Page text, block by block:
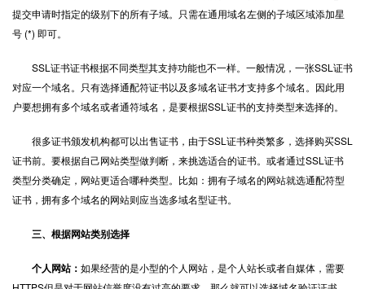
提交申请时指定的级别下的所有子域。只需在通用域名左侧的子域区域添加星
号 (*) 即可。
SSL证书证书根据不同类型其支持功能也不一样。一般情况，一张SSL证书
对应一个域名。只有选择通配符证书以及多域名证书才支持多个域名。因此用
户要想拥有多个域名或者通符域名，是要根据SSL证书的支持类型来选择的。
很多证书颁发机构都可以出售证书，由于SSL证书种类繁多，选择购买SSL
证书前。要根据自己网站类型做判断，来挑选适合的证书。或者通过SSL证书
类型分类确定，网站更适合哪种类型。比如：拥有子域名的网站就选通配符型
证书，拥有多个域名的网站则应当选多域名型证书。
三、根据网站类别选择
个人网站： 如果经营的是小型的个人网站，是个人站长或者自媒体，需要